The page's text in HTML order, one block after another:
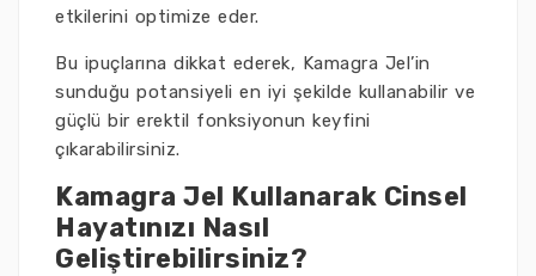
etkilerini optimize eder.
Bu ipuçlarına dikkat ederek, Kamagra Jel’in
sunduğu potansiyeli en iyi şekilde kullanabilir ve
güçlü bir erektil fonksiyonun keyfini
çıkarabilirsiniz.
Kamagra Jel Kullanarak Cinsel
Hayatınızı Nasıl
Geliştirebilirsiniz?